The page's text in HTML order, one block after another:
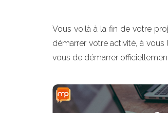
Vous voilà à la fin de votre
démarrer votre activité, à vous
vous de démarrer